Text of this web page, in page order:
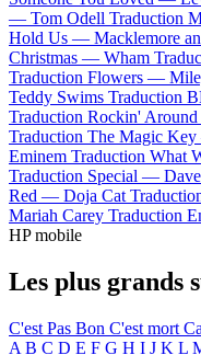
— Tom Odell Traduction
Hold Us — Macklemore
Christmas — Wham
Traduction Flowers —
Teddy Swims Traduction
Traduction Rockin'
Traduction The Magic
Eminem Traduction What
Traduction Special —
Red — Doja Cat
Mariah Carey Traduction
HP mobile
Les plus grands
C'est Pas Bon C'est mort
A B C D E F G H I J K L